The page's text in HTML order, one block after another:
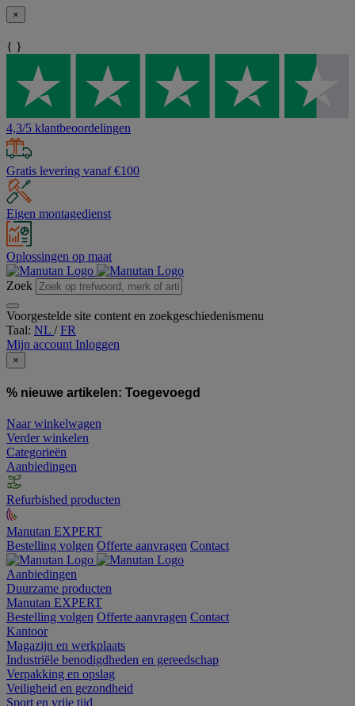
×
{ }
4,3/5 klantbeoordelingen
Gratis levering vanaf €100
Eigen montagedienst
Oplossingen op maat
Zoek
Voorgestelde site content en zoekgeschiedenismenu
Taal: NL /FR
Mijn account Inloggen
×
% nieuwe artikelen: Toegevoegd
Naar winkelwagen
Verder winkelen
Categorieën
Aanbiedingen
Refurbished producten
Manutan EXPERT
Bestelling volgen Offerte aanvragen Contact
Aanbiedingen
Duurzame producten
Manutan EXPERT
Bestelling volgen Offerte aanvragen Contact
Kantoor
Magazijn en werkplaats
Industriële benodigdheden en gereedschap
Verpakking en opslag
Veiligheid en gezondheid
Sport en vrije tijd